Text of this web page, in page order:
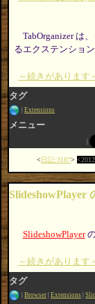
TabOrganizer は
るエクステンション
～続きがあります
タグ
Extensions
メニュー
日記:3187
SlideshowPlayer
SlideshowPlayer
～続きがあります
タグ
Browser Extensions